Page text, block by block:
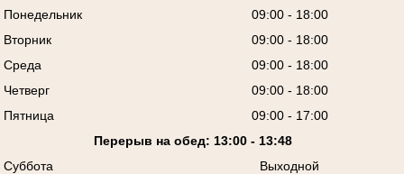
Понедельник
09:00 - 18:00
Вторник
09:00 - 18:00
Среда
09:00 - 18:00
Четверг
09:00 - 18:00
Пятница
09:00 - 17:00
Перерыв на обед: 13:00 - 13:48
Суббота
Выходной